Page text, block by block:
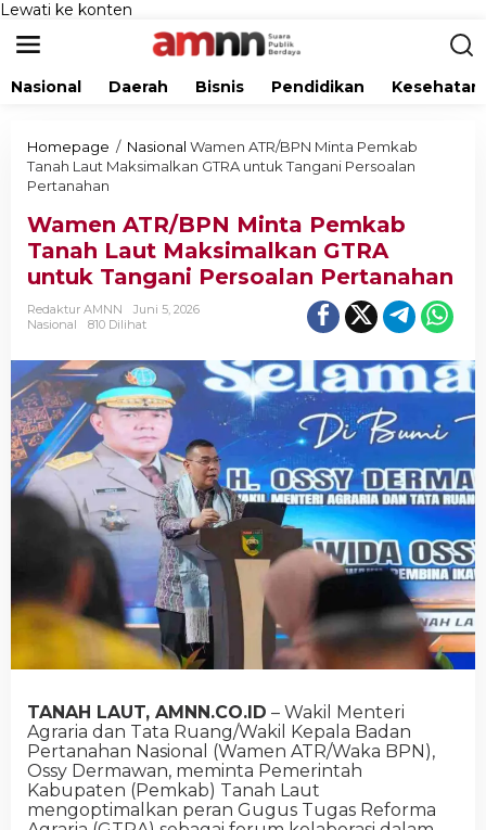
Lewati ke konten
Nasional Daerah Bisnis Pendidikan Kesehatan
Homepage / Nasional Wamen ATR/BPN Minta Pemkab
Tanah Laut Maksimalkan GTRA untuk Tangani Persoalan
Pertanahan
Wamen ATR/BPN Minta Pemkab
Tanah Laut Maksimalkan GTRA
untuk Tangani Persoalan Pertanahan
Redaktur AMNN
Juni 5, 2026
Nasional
810 Dilihat
TANAH LAUT, AMNN.CO.ID – Wakil Menteri
Agraria dan Tata Ruang/Wakil Kepala Badan
Pertanahan Nasional (Wamen ATR/Waka BPN),
Ossy Dermawan, meminta Pemerintah
Kabupaten (Pemkab) Tanah Laut
mengoptimalkan peran Gugus Tugas Reforma